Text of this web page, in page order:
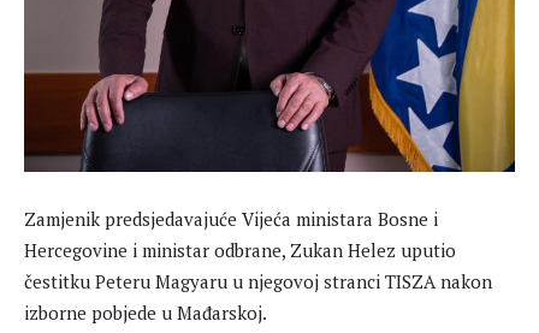
Zamjenik predsjedavajuće Vijeća ministara Bosne i
Hercegovine i ministar odbrane, Zukan Helez uputio
čestitku Peteru Magyaru u njegovoj stranci TISZA nakon
izborne pobjede u Mađarskoj.